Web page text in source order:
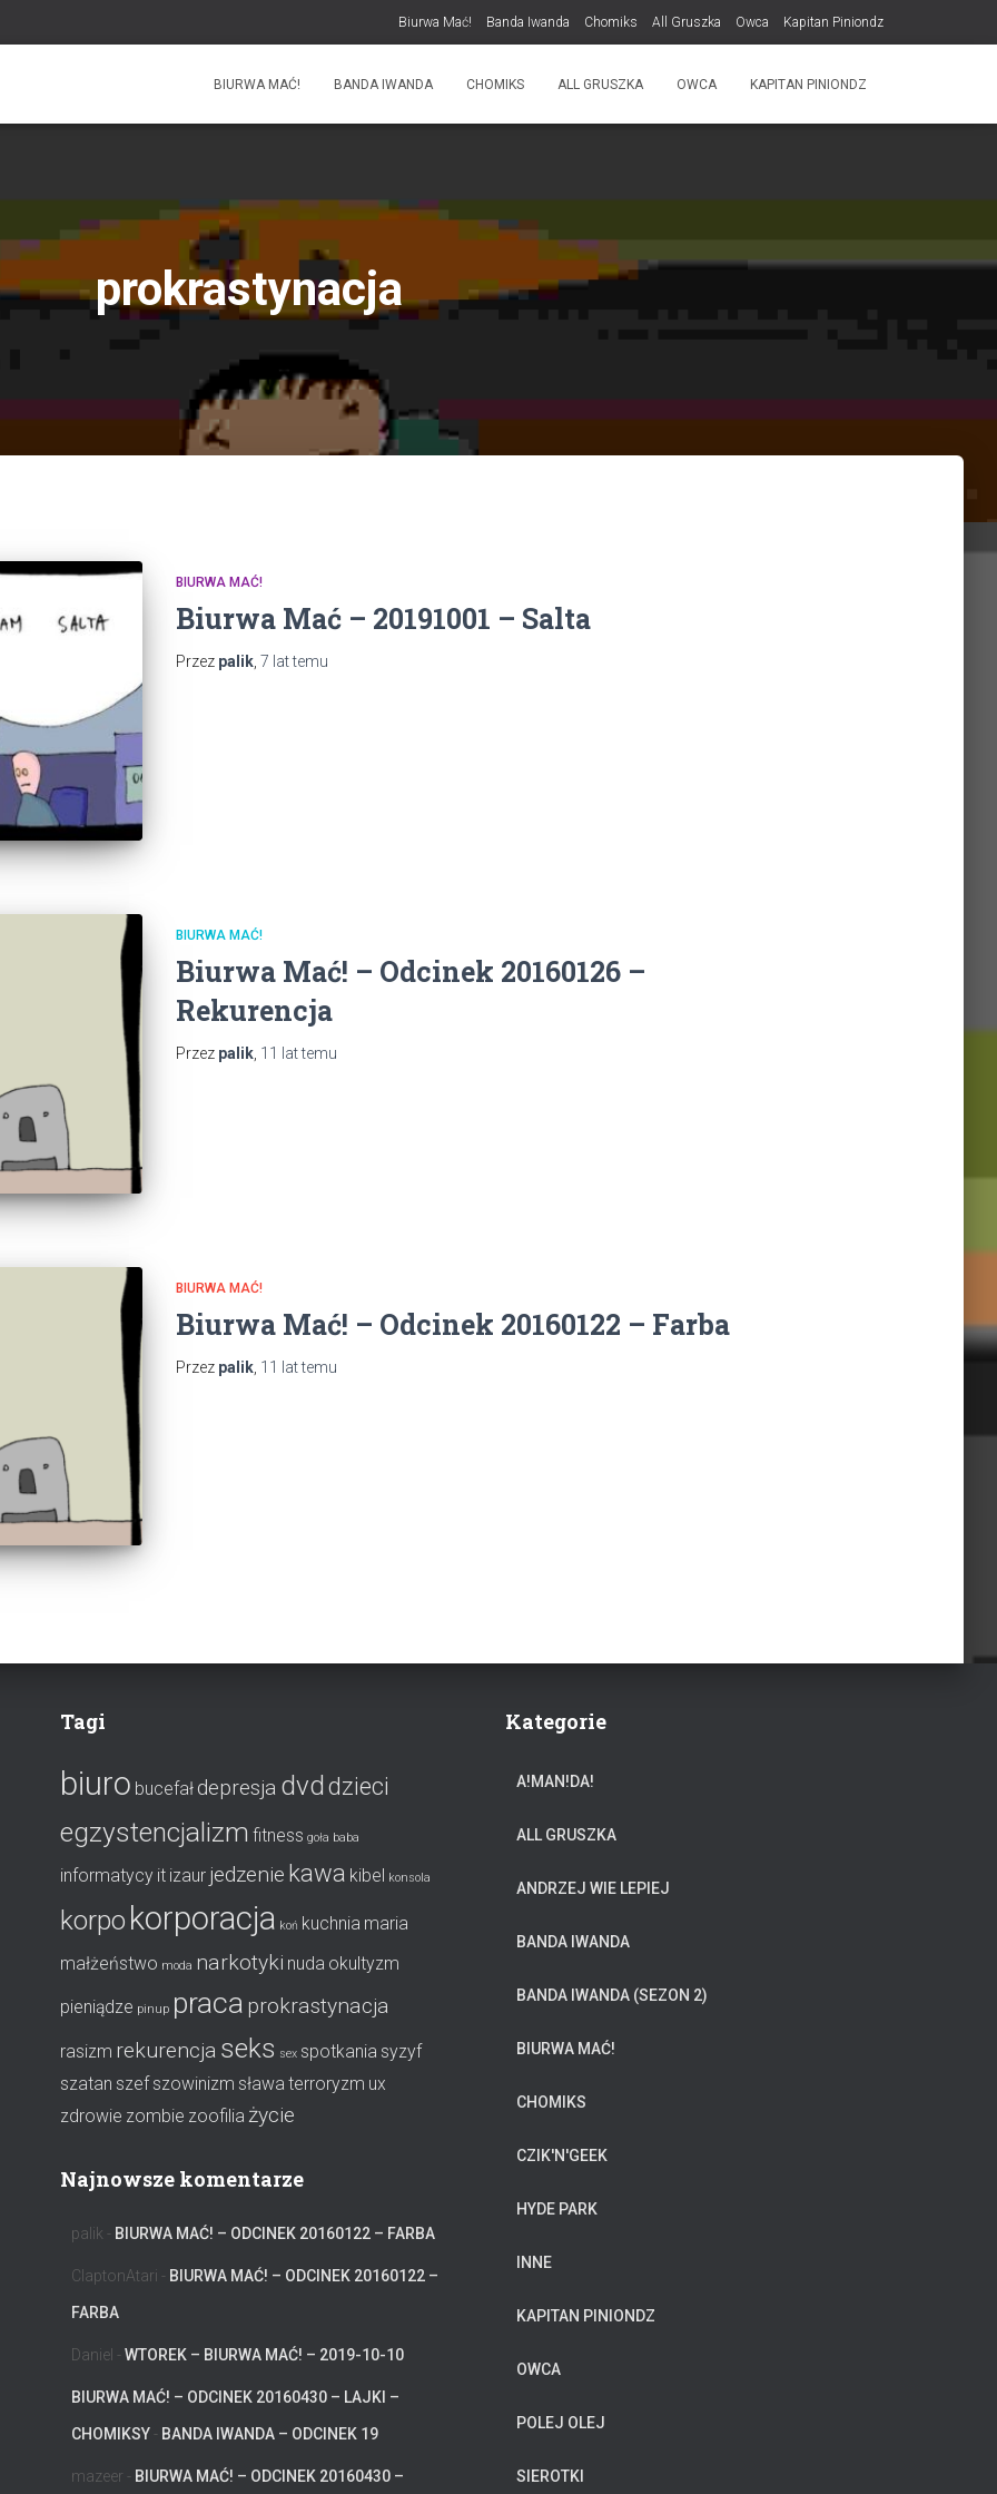
Biurwa Mać! Banda Iwanda Chomiks All Gruszka Owca Kapitan Piniondz
BIURWA MAĆ! BANDA IWANDA CHOMIKS ALL GRUSZKA OWCA KAPITAN PINIONDZ
prokrastynacja
BIURWA MAĆ!
Biurwa Mać – 20191001 – Salta
Przez palik, 7 lattemu
BIURWA MAĆ!
Biurwa Mać! – Odcinek 20160126 –
Rekurencja
Przez palik, 11 lattemu
BIURWA MAĆ!
Biurwa Mać! – Odcinek 20160122 – Farba
Przez palik, 11 lattemu
Tagi
biuro bucefał depresja dvddzieci
egzystencjalizm fitness goła baba
informatycy it izaur jedzenie kawa kibel konsola
korpo korporacja koń kuchnia maria
małżeństwo moda narkotyki nuda okultyzm
pieniądze pinup praca prokrastynacja
rasizm rekurencja seks sex spotkania syzyf
szatan szef szowinizm sława terroryzm ux
zdrowie zombie zoofilia życie
Najnowsze komentarze
palik - BIURWA MAĆ! – ODCINEK 20160122 – FARBA
ClaptonAtari - BIURWA MAĆ! – ODCINEK 20160122 –
FARBA
Daniel - WTOREK – BIURWA MAĆ! – 2019-10-10
BIURWA MAĆ! – ODCINEK 20160430 – LAJKI –
CHOMIKSY - BANDA IWANDA – ODCINEK 19
mazeer - BIURWA MAĆ! – ODCINEK 20160430 –
Kategorie
A!MAN!DA!
ALL GRUSZKA
ANDRZEJ WIE LEPIEJ
BANDA IWANDA
BANDA IWANDA (SEZON 2)
BIURWA MAĆ!
CHOMIKS
CZIK'N'GEEK
HYDE PARK
INNE
KAPITAN PINIONDZ
OWCA
POLEJ OLEJ
SIEROTKI